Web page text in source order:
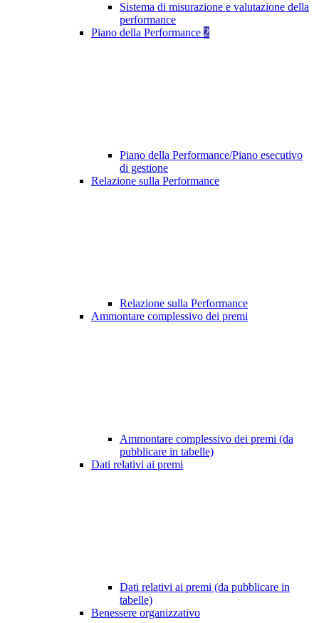
Sistema di misurazione e valutazione della
performance
Piano della Performance 2
Piano della Performance/Piano esecutivo
di gestione
Relazione sulla Performance
Relazione sulla Performance
Ammontare complessivo dei premi
Ammontare complessivo dei premi (da
pubblicare in tabelle)
Dati relativi ai premi
Dati relativi ai premi (da pubblicare in
tabelle)
Benessere organizzativo